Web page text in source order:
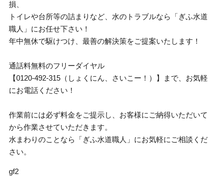
損、
トイレや台所等の詰まりなど、水のトラブルなら「ぎふ水道
職人」にお任せ下さい！
年中無休で駆けつけ、最善の解決策をご提案いたします！
通話料無料のフリーダイヤル
【0120-492-315（しょくにん、さいこー！）】まで、お気軽
にお電話ください！
作業前には必ず料金をご提示し、お客様にご納得いただいて
から作業させていただきます。
水まわりのことなら「ぎふ水道職人」にお気軽にご相談くだ
さい。
gf2